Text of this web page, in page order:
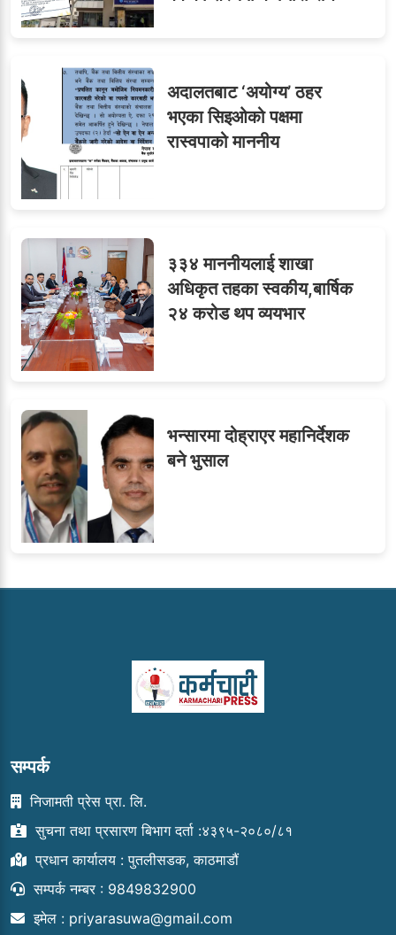
अदालतबाट ‘अयोग्य’ ठहर
भएका सिइओको पक्षमा
रास्वपाको माननीय
३३४ माननीयलाई शाखा
अधिकृत तहका स्वकीय,बार्षिक
२४ करोड थप व्ययभार
भन्सारमा दोह्राएर महानिर्देशक
बने भुसाल
सम्पर्क
निजामती प्रेस प्रा. लि.
सुचना तथा प्रसारण बिभाग दर्ता :४३९५-२०८०/८१
प्रधान कार्यालय : पुतलीसडक, काठमाडौं
सम्पर्क नम्बर : 9849832900
इमेल : priyarasuwa@gmail.com